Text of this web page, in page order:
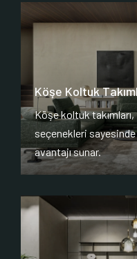
Köşe Koltuk
Köşe koltuk
seçenekleri
avantajı sunar.